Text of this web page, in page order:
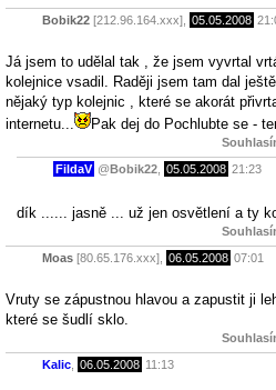
Bobik22 [212.96.164.xxx], 05.05.2008
Já jsem to udělal tak , že jsem vyvrtal
kolejnice vsadil. Raději jsem tam dal
nějaký typ kolejnic , které se akorát
internetu...
Pak dej do Pochlubte se -
FildaV @Bobik22 05.05.2008 21:23
dík ...... jasně ... už jen osvětlení a ty
Moas [80.65.176.xxx], 06.05.2008 07:01
Vruty se zápustnou hlavou a zapustit ji
které se šudlí sklo.
Kalic 06.05.2008 11:13